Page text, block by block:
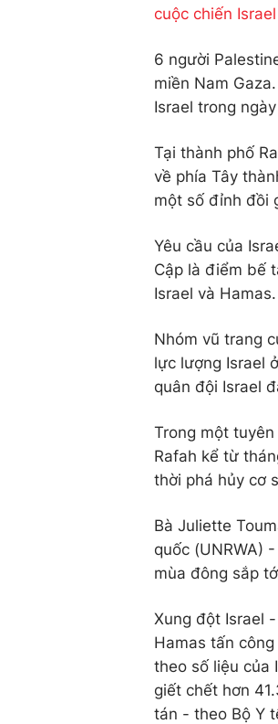
cuộc chiến
6 người
miền Nam
Israel trong
Tại thành phố
về phía Tây
một số đỉnh đồi
Yêu cầu của
Cập là điểm bế
Israel và Hamas.
Nhóm vũ trang
lực lượng Israel
quân đội Israel
Trong một
Rafah kể từ
thời phá hủy cơ
Bà Juliette
quốc (UNRWA)
mùa đông sắp
Xung đột Israel
Hamas tấn
theo số liệu của
giết chết hơn
tán - theo Bộ Y